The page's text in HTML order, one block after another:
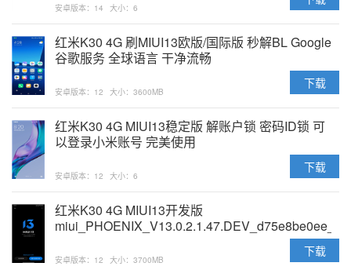
安卓版本：14 大小：6
红米K30 4G 刷MIUI13欧版/国际版 秒解BL Google
谷歌服务 全球语言 干净流畅
安卓版本：12 大小：3600MB
下载
红米K30 4G MIUI13稳定版 解账户锁 密码ID锁 可
以登录小米账号 完美使用
安卓版本：12 大小：6
下载
红米K30 4G MIUI13开发版
安卓版本：12 大小：3700MB
下载